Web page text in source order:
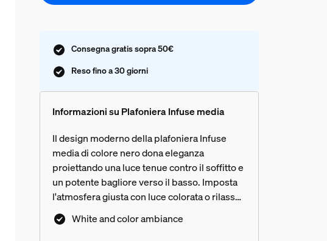
Consegna gratis sopra 50€
Reso fino a 30 giorni
Informazioni su Plafoniera Infuse media
Il design moderno della plafoniera Infuse
media di colore nero dona eleganza
proiettando una luce tenue contro il soffitto e
un potente bagliore verso il basso. Imposta
l'atmosfera giusta con luce colorata o rilassati
nei toni caldi.
White and color ambiance